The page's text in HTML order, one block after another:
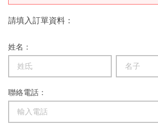
請填入訂單資料：
姓名：
聯絡電話：